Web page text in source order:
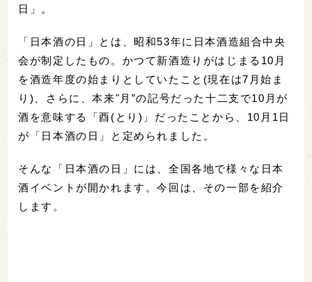
日」。
「日本酒の日」とは、昭和53年に日本酒造組合中央
会が制定したもの。かつて新酒造りがはじまる10月
を酒造年度の始まりとしていたこと(現在は7月始ま
り)、さらに、本来"月”の記号だった十二支で10月が
酒を意味する「酉(とり)」だったことから、10月1日
が「日本酒の日」と定められました。
そんな「日本酒の日」には、全国各地で様々な日本
酒イベントが開かれます。今回は、その一部を紹介
します。